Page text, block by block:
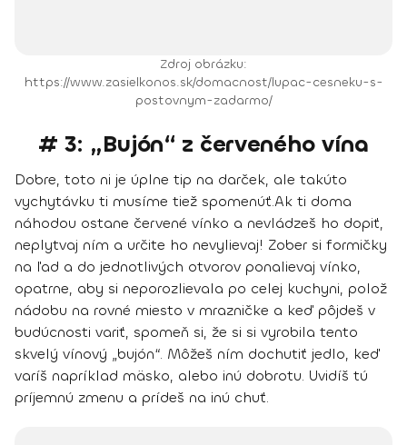
Zdroj obrázku:
https://www.zasielkonos.sk/domacnost/lupac-cesneku-s-
postovnym-zadarmo/
# 3: „Bujón“ z červeného vína
Dobre, toto ni je úplne tip na darček, ale takúto
vychytávku ti musíme tiež spomenúť.Ak ti doma
náhodou ostane červené vínko a nevládzeš ho dopiť,
neplytvaj ním a určite ho nevylievaj! Zober si formičky
na ľad a do jednotlivých otvorov ponalievaj vínko,
opatrne, aby si neporozlievala po celej kuchyni, polož
nádobu na rovné miesto v mrazničke a keď pôjdeš v
budúcnosti variť, spomeň si, že si si vyrobila tento
skvelý vínový „bujón“. Môžeš ním dochutiť jedlo, keď
varíš napríklad mäsko, alebo inú dobrotu. Uvidíš tú
príjemnú zmenu a prídeš na inú chuť.